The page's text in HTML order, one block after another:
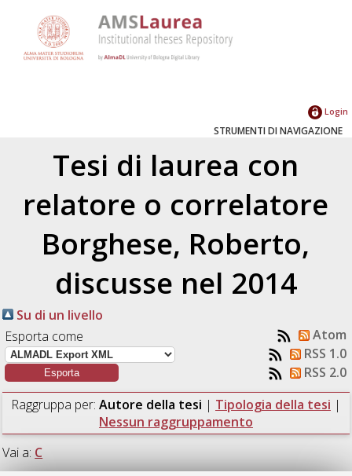
Login
STRUMENTI DI NAVIGAZIONE
Tesi di laurea con
relatore o correlatore
Borghese, Roberto,
discusse nel 2014
Su di un livello
Esporta come
Atom
RSS 1.0
RSS 2.0
Raggruppa per: Autore della tesi | Tipologia della tesi |
Nessun raggruppamento
Vai a: C